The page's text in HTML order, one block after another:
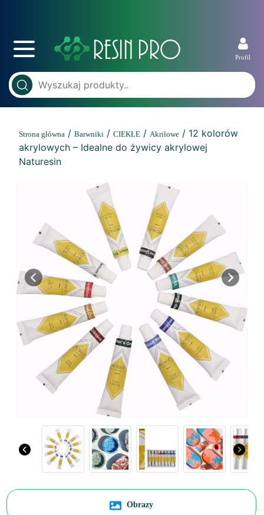
Profil
Strona główna / Barwniki / CIEKŁE / Akrilowe / 12 kolorów
akrylowych – Idealne do żywicy akrylowej
Naturesin
Previous Next
Obrazy